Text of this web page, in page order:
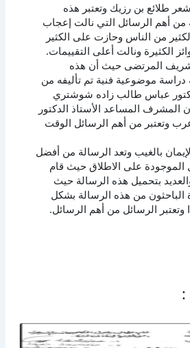
طلائع بن رزيك وتعتبر هذه
من أهم الرسائل التي نالت إعجاب
من الناس وحازت على الكثير
الكثيرة ونالت أعلى التقييمات.
المرتضى حيث أن هذه
دراسة موضوعية فنية تم تأليفه من
عباس طالب زاده شوشتري
المشرف المساعد الأستاذ الدكتور
وتعتبر من أهم الرسائل الوقت
بالغيب وتعد الرسالة من أفضل
الموجودة على الاطلاق حيث قام
بتحميل هذه الرسالة حيث
الباحثون من هذه الرسالة بشكل
وتعتبر الرسائل من أهم الرسائل.